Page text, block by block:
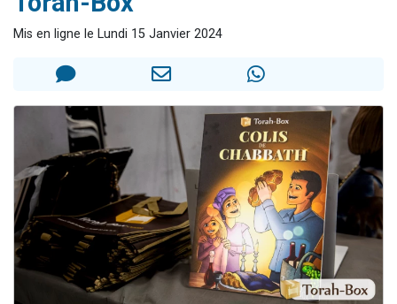
Eva vient de donner son Maasser
3 personnes viennent de faire un don pour 5 jours de vacances aux Orphelins
Mis en ligne le Lundi 15 Janvier 2024